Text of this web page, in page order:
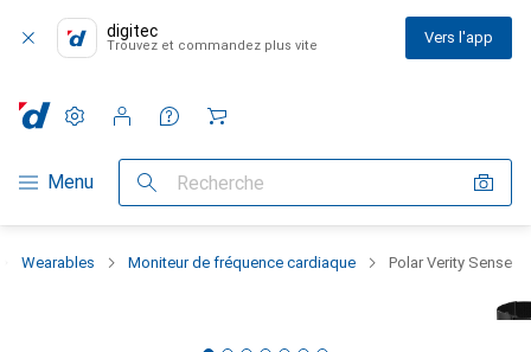
digitec
Trouvez et commandez plus vite Vers l'app
Navigation par catégorie
Menu Recherche
Paramètres
Compte client
Listes de comparaison
Listes d'envies
Panier
Wearables Moniteur de fréquence cardiaque Polar Verity Sense